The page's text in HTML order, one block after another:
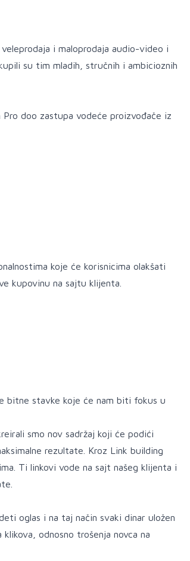
i maloprodaja audio-video i
su tim mladih, stručnih i ambicioznih
doo zastupa vodeće proizvođače iz
koje će korisnicima olakšati
kupovinu na sajtu klijenta.
bitne stavke koje će nam biti fokus u
smo nov sadržaj koji će podići
rezultate. Kroz Link building
Ti linkovi vode na sajt našeg klijenta i
oglas i na taj način svaki dinar uložen
odnosno trošenja novca na